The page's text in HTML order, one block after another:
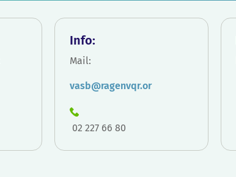
Info:
Mail:
vasb@ragenvqr.or
02 227 66 80